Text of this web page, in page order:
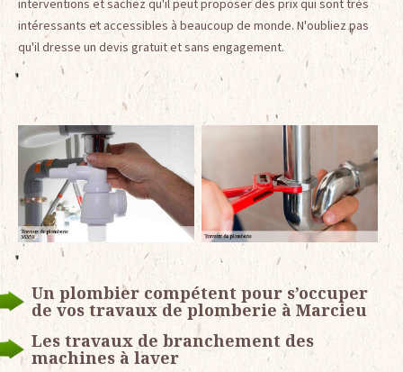
intéressants et accessibles à beaucoup de monde. N'oubliez pas
qu'il dresse un devis gratuit et sans engagement.
Un plombier compétent pour s’occuper
de vos travaux de plomberie à Marcieu
Les travaux de branchement des
machines à laver